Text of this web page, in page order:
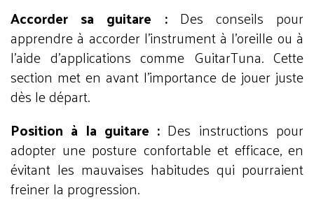
Accorder sa guitare :Des conseils pour
apprendre à accorder l'instrument à l’oreille ou à
l’aide d’applications comme GuitarTuna. Cette
section met en avant l’importance de jouer juste
dès le départ.
Position à la guitare : Des instructions pour
adopter une posture confortable et efficace, en
évitant les mauvaises habitudes qui pourraient
freiner la progression.